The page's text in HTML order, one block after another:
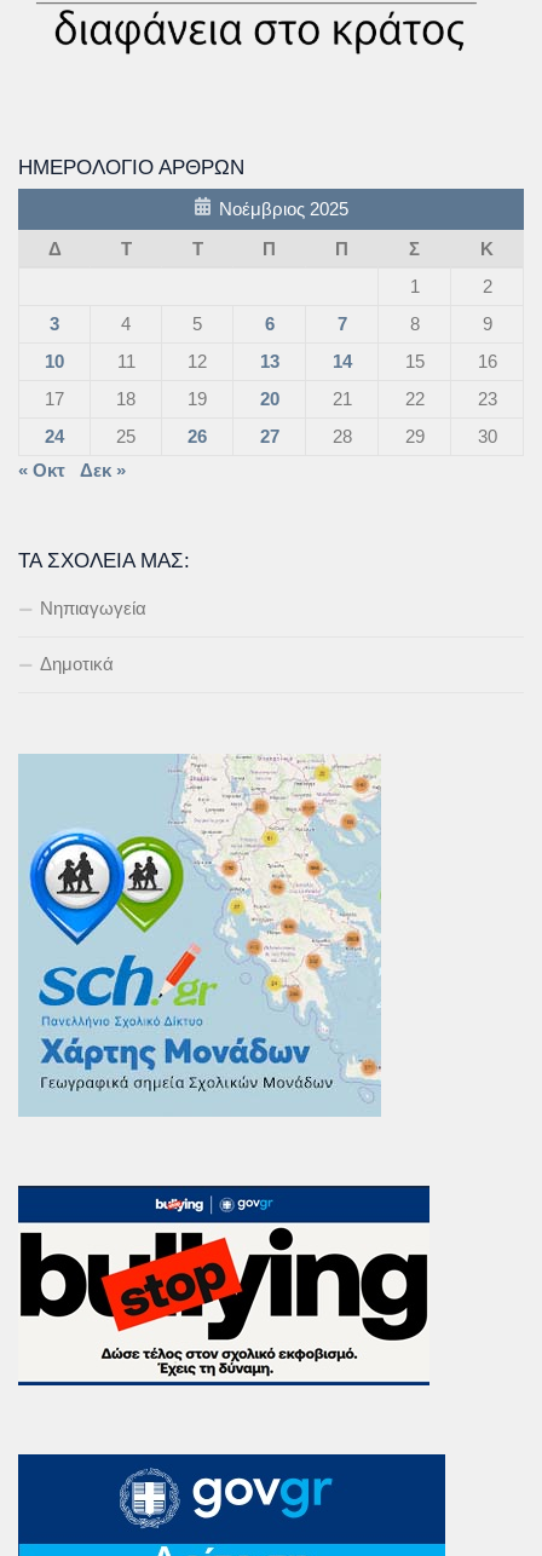
ΗΜΕΡΟΛΌΓΙΟ ΆΡΘΡΩΝ
Νοέμβριος 2025
Δ
Τ Τ Π Π Σ
Κ
1
2
3
4 5 6 7 8
9
10
11 12 13 14 15
16
17
18 19 20 21 22
23
24
25 26 27 28 29
30
« Οκτ
Δεκ »
ΤΑ ΣΧΟΛΕΊΑ ΜΑΣ:
Νηπιαγωγεία
Δημοτικά